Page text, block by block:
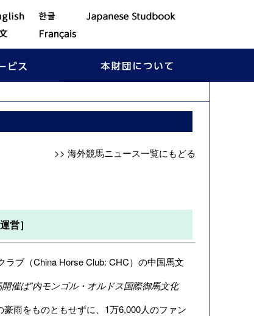
>> 海外競馬ニュース一覧にもどる
営］
ブ（China Horse Club: CHC）の中国馬文
催は"内モンゴル・オルドス国際御馬文化
雨をものともせずに、1万6,000人のファン